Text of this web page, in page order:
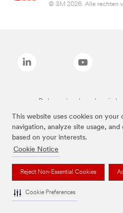
This website uses cookies on your
navigation, analyze site usage,
based on your interests.
Cookie Notice
Reject Non-Essential Cookies
Cookie Preferences
© 3M 2026. Alle rechten
De bovenstaande merken zijn